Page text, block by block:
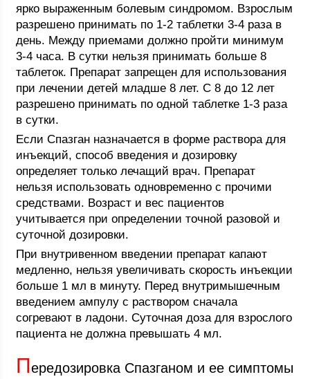
ярко выраженным болевым синдромом. Взрослым
разрешено принимать по 1-2 таблетки 3-4 раза в
день. Между приемами должно пройти минимум
3-4 часа. В сутки нельзя принимать больше 8
таблеток. Препарат запрещен для использования
при лечении детей младше 8 лет. С 8 до 12 лет
разрешено принимать по одной таблетке 1-3 раза
в сутки.
Если Спазган назначается в форме раствора для
инъекций, способ введения и дозировку
определяет только лечащий врач. Препарат
нельзя использовать одновременно с прочими
средствами. Возраст и вес пациентов
учитывается при определении точной разовой и
суточной дозировки.
При внутривенном введении препарат капают
медленно, нельзя увеличивать скорость инъекции
больше 1 мл в минуту. Перед внутримышечным
введением ампулу с раствором сначала
согревают в ладони. Суточная доза для взрослого
пациента не должна превышать 4 мл.
Передозировка Спазганом и ее симптомы